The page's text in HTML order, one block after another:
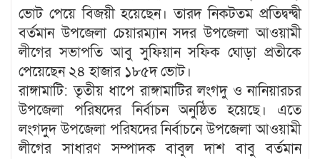
ভোট পেয়ে বিজয়ী হয়েছেন। তারদ নিকটতম প্রতিদ্বন্দ্বী
বর্তমান উপজেলা চেয়ারম্যান সদর উপজেলা আওয়ামী
লীগের সভাপতি আবু সুফিয়ান সফিক ঘোড়া প্রতীকে
পেয়েছেন ২৪ হাজার ১৮৫দ ভোট।
রাঙ্গামাটি: তৃতীয় ধাপে রাঙ্গামাটির লংগদু ও নানিয়ারচর
উপজেলা পরিষদের নির্বাচন অনুষ্ঠিত হয়েছে। এতে
লংগদুদ উপজেলা পরিষদের নির্বাচনে উপজেলা আওয়ামী
লীগের সাধারণ সম্পাদক বাবুল দাশ বাবু বর্তমান